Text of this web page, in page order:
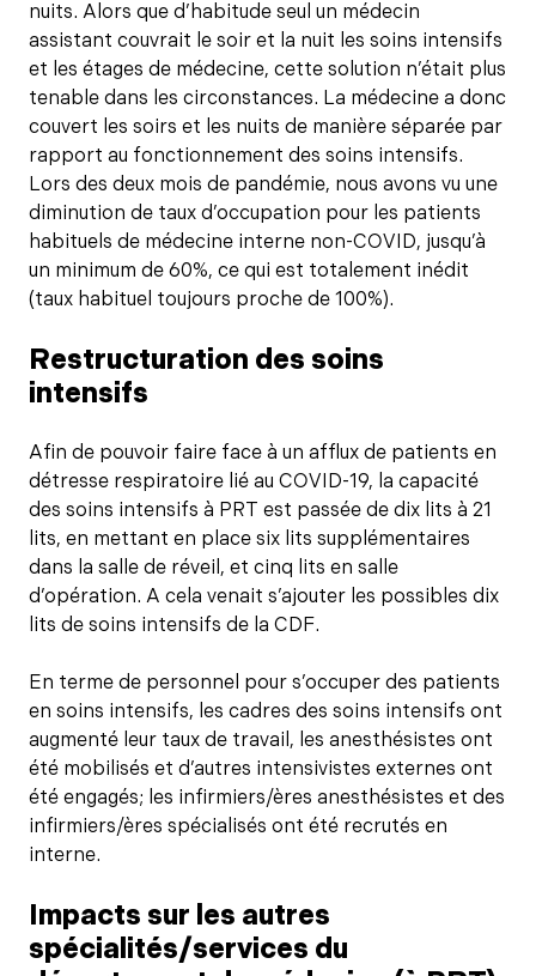
nuits. Alors que d’habitude seul un médecin
assistant couvrait le soir et la nuit les soins intensifs
et les étages de médecine, cette solution n’était plus
tenable dans les circonstances. La médecine a donc
couvert les soirs et les nuits de manière séparée par
rapport au fonctionnement des soins intensifs.
Lors des deux mois de pandémie, nous avons vu une
diminution de taux d’occupation pour les patients
habituels de médecine interne non-COVID, jusqu’à
un minimum de 60%, ce qui est totalement inédit
(taux habituel toujours proche de 100%).
Restructuration des soins
intensifs
Afin de pouvoir faire face à un afflux de patients en
détresse respiratoire lié au COVID-19, la capacité
des soins intensifs à PRT est passée de dix lits à 21
lits, en mettant en place six lits supplémentaires
dans la salle de réveil, et cinq lits en salle
d’opération. A cela venait s’ajouter les possibles dix
lits de soins intensifs de la CDF.
En terme de personnel pour s’occuper des patients
en soins intensifs, les cadres des soins intensifs ont
augmenté leur taux de travail, les anesthésistes ont
été mobilisés et d’autres intensivistes externes ont
été engagés; les infirmiers/ères anesthésistes et des
infirmiers/ères spécialisés ont été recrutés en
interne.
Impacts sur les autres
spécialités/services du